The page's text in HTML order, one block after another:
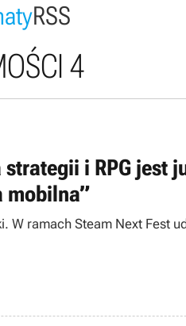
RSS
4
i RPG jest
mobilna”
W ramach Steam Next Fest